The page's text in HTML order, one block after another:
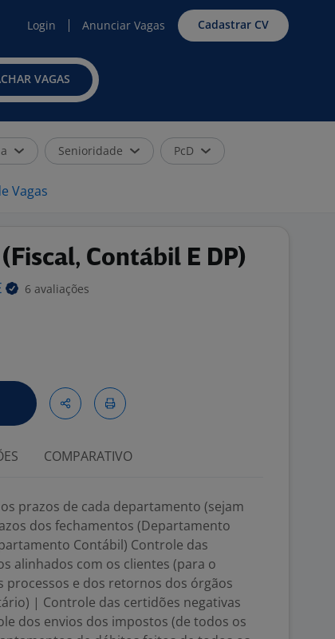
Login Anunciar Vagas Cadastrar CV
VAGAS
Senioridade PcD
Vagas
Contábil E DP)
6 avaliações
COMPARATIVO
prazos de cada departamento (sejam
dos fechamentos (Departamento
Contábil) Controle das
alinhados com os clientes (para o
e dos retornos dos órgãos
| Controle das certidões negativas
dos envios dos impostos (de todos os